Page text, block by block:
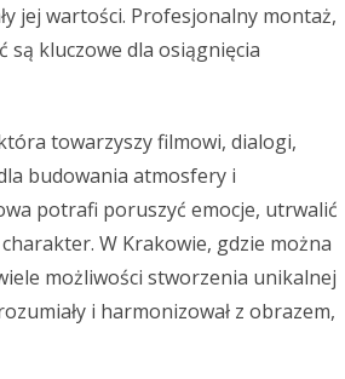
jej wartości. Profesjonalny montaż,
są kluczowe dla osiągnięcia
towarzyszy filmowi, dialogi,
budowania atmosfery i
potrafi poruszyć emocje, utrwalić
W Krakowie, gdzie można
możliwości stworzenia unikalnej
i harmonizował z obrazem,